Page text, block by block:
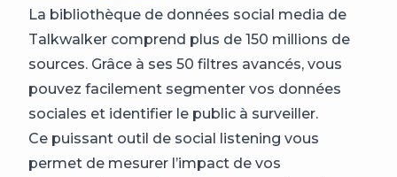
La bibliothèque de données social media de
Talkwalker comprend plus de 150 millions de
sources. Grâce à ses 50 filtres avancés, vous
pouvez facilement segmenter vos données
sociales et identifier le public à surveiller.
Ce puissant outil de social listening vous
permet de mesurer l’impact de vos